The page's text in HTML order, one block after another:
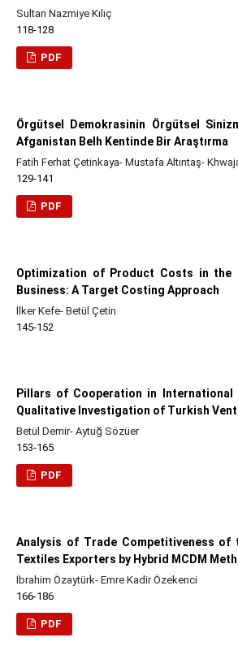
Sultan Nazmiye Kılıç
118-128
PDF
Örgütsel Demokrasinin Örgütsel
Afganistan Belh Kentinde Bir Araştırma
Fatih Ferhat Çetinkaya- Mustafa Altıntaş-
129-141
PDF
Optimization of Product Costs in the
Business: A Target Costing Approach
İlker Kefe- Betül Çetin
145-152
Pillars of Cooperation in International
Qualitative Investigation of Turkish
Betül Demir- Aytuğ Sözüer
153-165
PDF
Analysis of Trade Competitiveness of
Textiles Exporters by Hybrid MCDM
İbrahim Özaytürk- Emre Kadir Özekenci
166-186
PDF